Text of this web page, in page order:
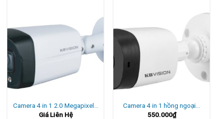
Camera 4 in 1 2.0 Megapixel…
Giá Liên Hệ
Camera 4 in 1 hồng ngoại…
550.000₫